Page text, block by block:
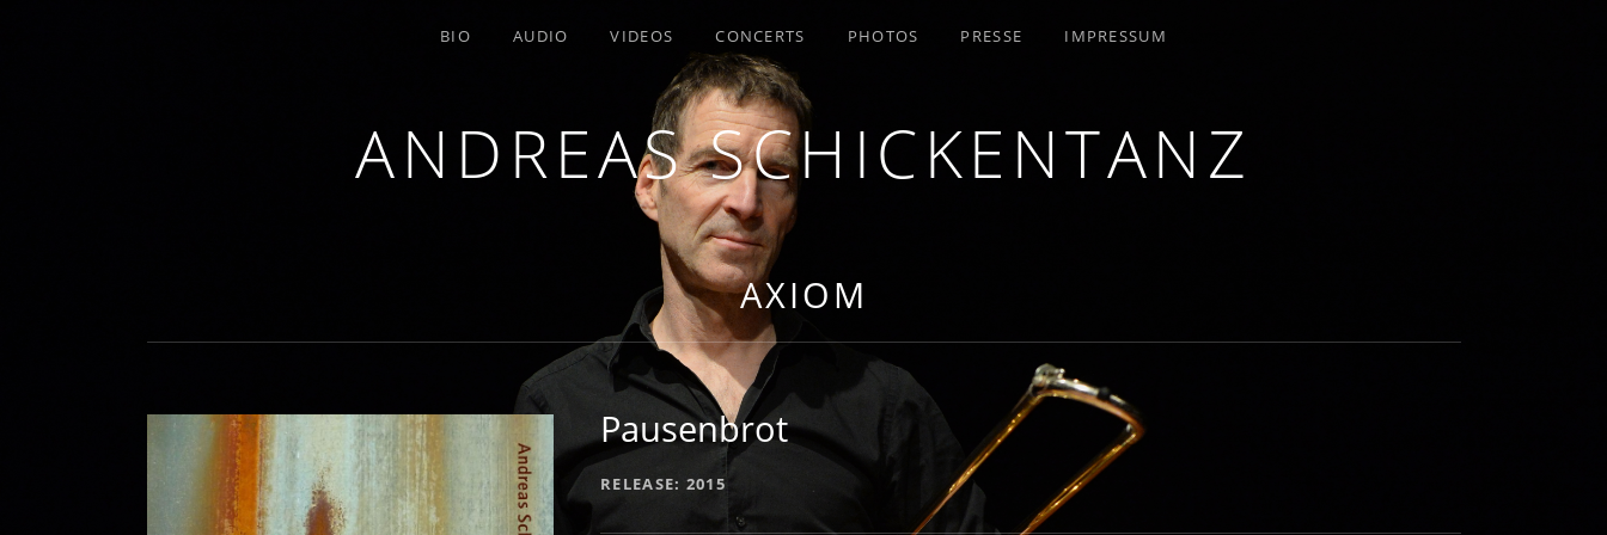
ANDREAS SCHICKENTANZ
BIO AUDIO VIDEOS CONCERTS PHOTOS PRESSE IMPRESSUM
AXIOM
Pausenbrot
RECORD DETAILS
RELEASE 2015